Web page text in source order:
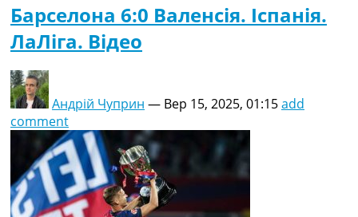
Барселона 6:0 Валенсія. Іспанія.
ЛаЛіга. Відео
Андрій Чуприн — Вер 15, 2025, 01:15add
comment